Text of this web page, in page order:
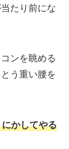
たり前にな
ンを眺める
う重い腰を
かしてやる